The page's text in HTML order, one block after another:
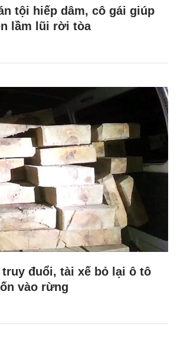
tội hiếp dâm, cô gái giúp
lầm lũi rời tòa
truy đuổi, tài xế bỏ lại ô tô
vào rừng